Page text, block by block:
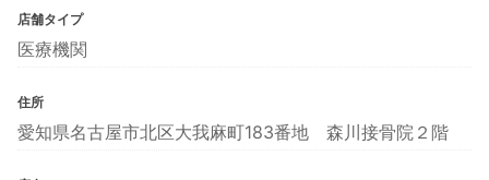
店舗タイプ
医療機関
住所
愛知県名古屋市北区大我麻町183番地 森川接骨院２階